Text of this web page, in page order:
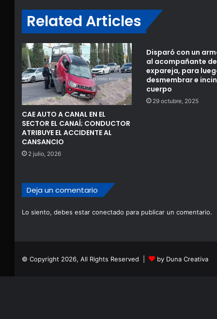
Related Articles
CAE AUTO A CANAL EN EL
SECTOR EL CANAÍ; CONDUCTOR
ATRIBUYE EL ACCIDENTE AL
CANSANCIO
2 julio, 2026
Disparó con un
al acompañante
expareja, para
desmembrar e
cuerpo
29 octubre, 2025
Deja un comentario
Lo siento, debes estar conectado para publicar un comentario.
© Copyright 2026, All Rights Reserved | by Duna Creativa